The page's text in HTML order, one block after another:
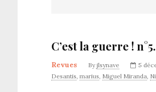
C’est la guerre !
Revues By jlsynave 5
Desantis, marius, Miguel Miranda,